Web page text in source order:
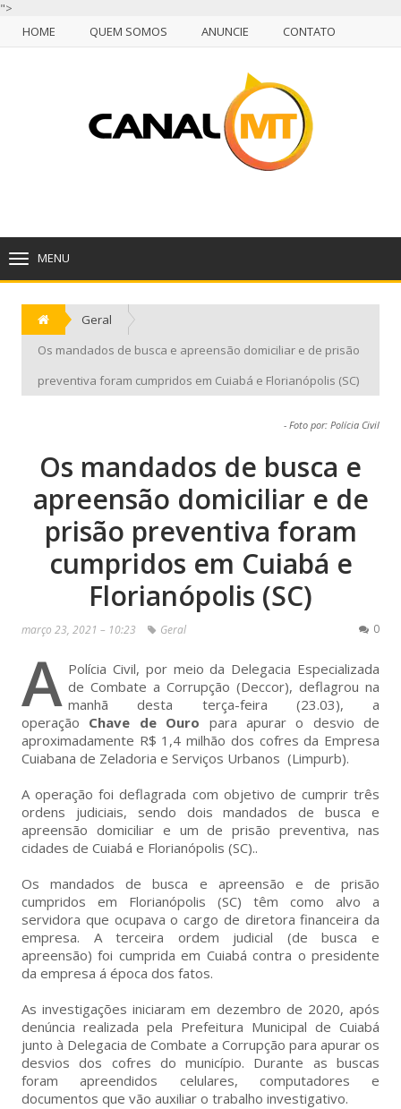
">
HOME
QUEM SOMOS ANUNCIE
CONTATO
ANUNCIE
CUIABÁ, QUINTA-FEIRA, 06 DE AGOSTO DE 2026
MENU
Geral
Os mandados de busca e apreensão domiciliar e de prisão
preventiva foram cumpridos em Cuiabá e Florianópolis (SC)
- Foto por: Polícia Civil
Os mandados de busca e
apreensão domiciliar e de
prisão preventiva foram
cumpridos em Cuiabá e
Florianópolis (SC)
março 23, 2021 – 10:23 Geral 0
A Polícia Civil, por meio da Delegacia Especializada
de Combate a Corrupção (Deccor), deflagrou na
manhã desta terça-feira (23.03), a
operação Chave de Ouro para apurar o desvio de
aproximadamente R$ 1,4 milhão dos cofres da Empresa
Cuiabana de Zeladoria e Serviços Urbanos (Limpurb).
A operação foi deflagrada com objetivo de cumprir três
ordens judiciais, sendo dois mandados de busca e
apreensão domiciliar e um de prisão preventiva, nas
cidades de Cuiabá e Florianópolis (SC)..
Os mandados de busca e apreensão e de prisão
cumpridos em Florianópolis (SC) têm como alvo a
servidora que ocupava o cargo de diretora financeira da
empresa. A terceira ordem judicial (de busca e
apreensão) foi cumprida em Cuiabá contra o presidente
da empresa á época dos fatos.
As investigações iniciaram em dezembro de 2020, após
denúncia realizada pela Prefeitura Municipal de Cuiabá
junto à Delegacia de Combate a Corrupção para apurar os
desvios dos cofres do município. Durante as buscas
foram apreendidos celulares, computadores e
documentos que vão auxiliar o trabalho investigativo.